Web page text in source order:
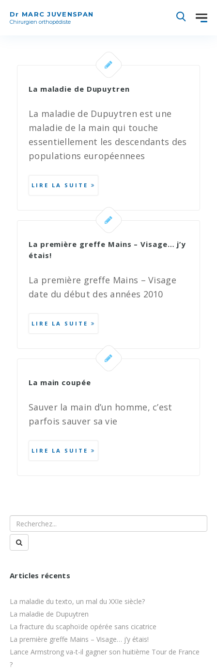
Dr MARC JUVENSPAN
Chirurgien orthopédiste
La maladie de Dupuytren
La maladie de Dupuytren est une
maladie de la main qui touche
essentiellement les descendants des
populations européennees
LIRE LA SUITE
La première greffe Mains – Visage… j’y
étais!
La première greffe Mains – Visage
date du début des années 2010
LIRE LA SUITE
La main coupée
Sauver la main d’un homme, c’est
parfois sauver sa vie
LIRE LA SUITE
Articles récents
La maladie du texto, un mal du XXIe siècle?
La maladie de Dupuytren
La fracture du scaphoïde opérée sans cicatrice
La première greffe Mains – Visage… j’y étais!
Lance Armstrong va-t-il gagner son huitième Tour de France
?